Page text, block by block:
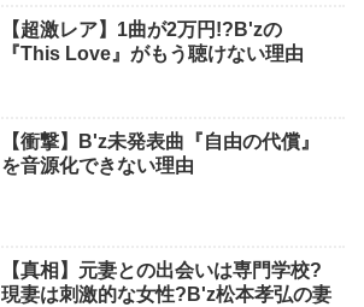
【超激レア】1曲が2万円!?B'zの
『This Love』がもう聴けない理由
【衝撃】B'z未発表曲『自由の代償』
を音源化できない理由
【真相】元妻との出会いは専門学校?
現妻は刺激的な女性?B'z松本孝弘の妻